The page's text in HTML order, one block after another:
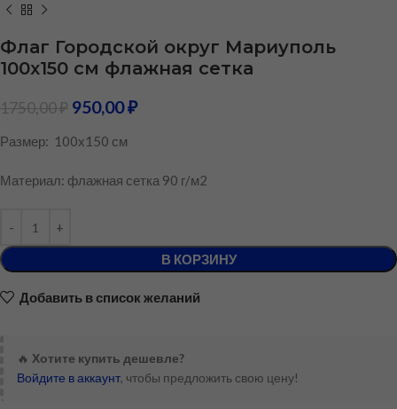
Флаг Городской округ Мариуполь
100х150 см флажная сетка
1750,00₽ 950,00₽
Размер: 100х150 см
Материал: флажная сетка 90 г/м2
В КОРЗИНУ
Добавить в список желаний
🔥 Хотите купить дешевле?
Войдите в аккаунт, чтобы предложить свою цену!